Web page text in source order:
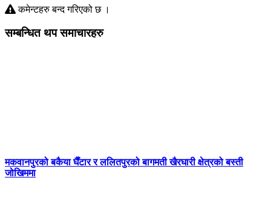
कमेन्टहरु बन्द गरिएको छ ।
सम्बन्धित थप समाचारहरु
मकवानपुरको बकैया घैँटार र ललितपुरको बागमती खैरघारी क्षेत्रको बस्ती
जोखिममा